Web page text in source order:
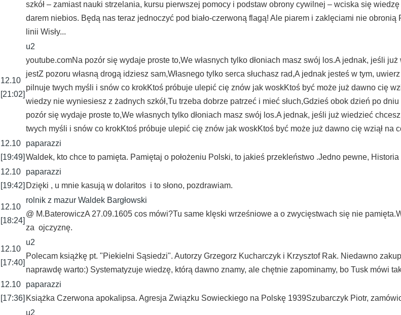
szkół – zamiast nauki strzelania, kursu pierwszej pomocy i podstaw obrony cywilnej – wciska się
darem niebios. Będą nas teraz jednoczyć pod biało-czerwoną flagą! Ale piarem i zaklęciami nie
linii Wisły...
12.10
[21:02]
u2
youtube.comNa pozór się wydaje proste to,We własnych tylko dłoniach masz swój los.A jednak, jeśli
jestZ pozoru własną drogą idziesz sam,Własnego tylko serca słuchasz rad,A jednak jesteś w tym,
pilnuje twych myśli i snów co krokKtoś próbuje ulepić cię znów jak woskKtoś być może już dawno cię
wiedzy nie wyniesiesz z żadnych szkół,Tu trzeba dobrze patrzeć i mieć słuch,Gdzieś obok dzień po
pozór się wydaje proste to,We własnych tylko dłoniach masz swój los.A jednak, jeśli już wiedzieć
twych myśli i snów co krokKtoś próbuje ulepić cię znów jak woskKtoś być może już dawno cię wziął na
12.10
[19:49]
paparazzi
Waldek, kto chce to pamięta. Pamiętaj o położeniu Polski, to jakieś przekleństwo .Jedno pewne,
12.10
[19:42]
paparazzi
Dzięki , u mnie kasują w dolaritos i to słono, pozdrawiam.
12.10
[18:24]
rolnik z mazur Waldek Bargłowski
@ M.BaterowiczA 27.09.1605 cos mówi?Tu same klęski wrześniowe a o zwycięstwach się nie
za ojczyznę.
12.10
[17:40]
u2
Polecam książkę pt. "Piekielni Sąsiedzi". Autorzy Grzegorz Kucharczyk i Krzysztof Rak. Niedawno
naprawdę warto:) Systematyzuje wiedzę, którą dawno znamy, ale chętnie zapominamy, bo Tusk mówi
12.10
[17:36]
paparazzi
Książka Czerwona apokalipsa. Agresja Związku Sowieckiego na Polskę 1939Szubarczyk Piotr,
u2